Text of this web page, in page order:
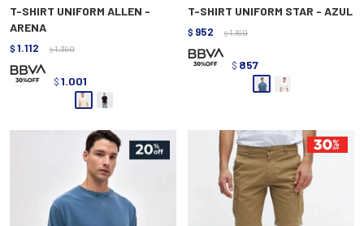
T-SHIRT UNIFORM ALLEN -
ARENA
$ 1.112 $ 1.390
$ 1.001
T-SHIRT UNIFORM STAR - AZUL
$ 952 $ 1.190
$ 857